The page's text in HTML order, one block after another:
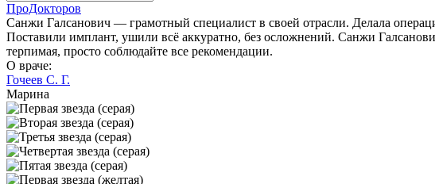
ПроДокторов
Санжи Галсанович — грамотный специалист в своей отрасли. Делала
Поставили имплант, ушили всё аккуратно, без осложнений. Санжи
терпимая, просто соблюдайте все рекомендации.
О враче:
Гочеев С. Г.
Марина